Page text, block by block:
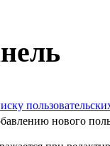
нового